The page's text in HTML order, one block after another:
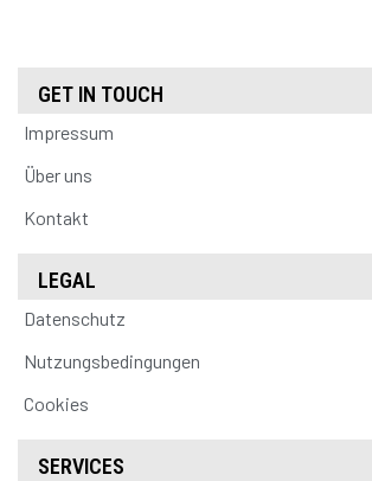
GET IN TOUCH
Impressum
Über uns
Kontakt
LEGAL
Datenschutz
Nutzungsbedingungen
Cookies
SERVICES